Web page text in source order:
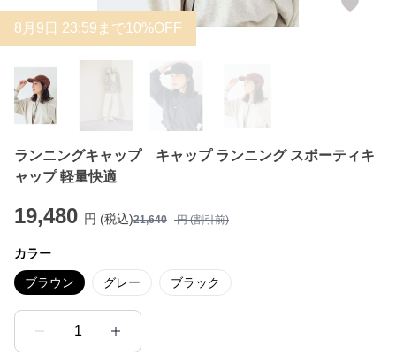
8 月 9 日 23:59まで10%OFF
ランニングキャップ キャップ ランニング スポーティキ
ャップ 軽量快適
19,480 円 (税込)21,640 円 (割引前)
カラー
ブラウン グレー ブラック
1